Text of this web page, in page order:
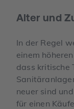
Alter und
In der Regel
einem
dass kritische
neuer sind
für einen